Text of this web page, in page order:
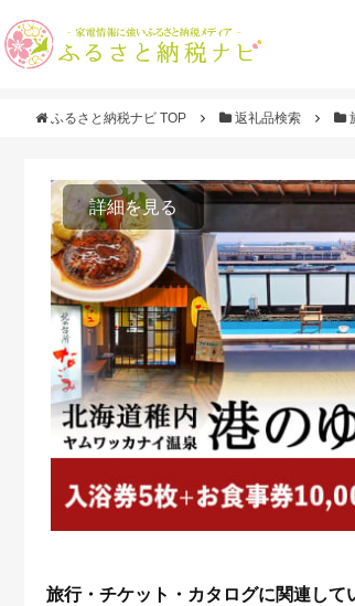
ふるさと納税ナビ TOP 返礼品検索
詳細を見る
旅行・チケット・カタログに関連して